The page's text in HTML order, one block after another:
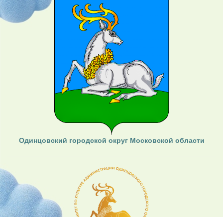
Одинцовский городской округ Московской области